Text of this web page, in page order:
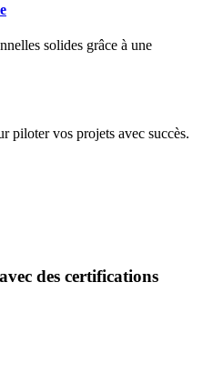
solides grâce à une
piloter vos projets avec succès.
des certifications